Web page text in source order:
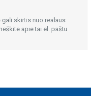
skirtis nuo realaus
apie tai el. paštu